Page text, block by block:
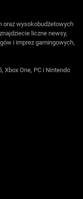
oraz wysokobudżetowych
liczne newsy,
i imprez gamingowych,
Xbox One, PC i Nintendo